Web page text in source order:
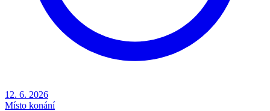
12. 6. 2026
Místo konání